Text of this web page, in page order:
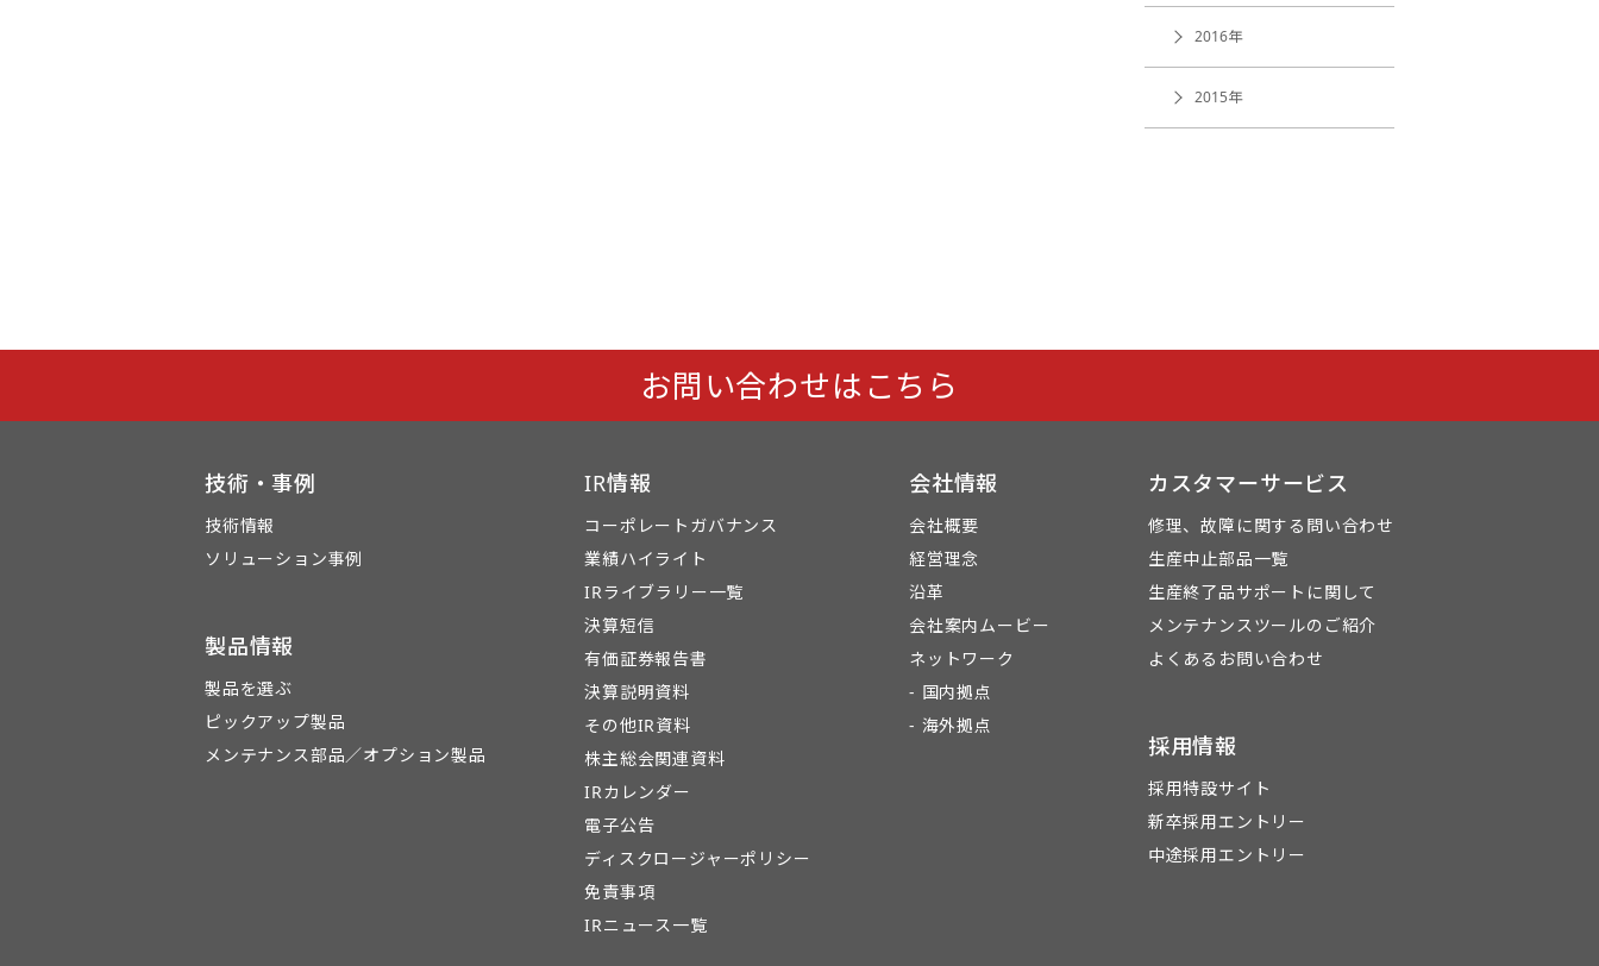
2016年
2015年
お問い合わせはこちら
技術・事例
技術情報
ソリューション事例
製品情報
製品を選ぶ
ピックアップ製品
メンテナンス部品／オプション製品
IR情報
コーポレートガバナンス
業績ハイライト
IRライブラリー一覧
決算短信
有価証券報告書
決算説明資料
その他IR資料
株主総会関連資料
IRカレンダー
電子公告
ディスクロージャーポリシー
免責事項
IRニュース一覧
会社情報
会社概要
経営理念
沿革
会社案内ムービー
ネットワーク
- 国内拠点
- 海外拠点
カスタマーサービス
修理、故障に関する問い合わせ
生産中止部品一覧
生産終了品サポートに関して
メンテナンスツールのご紹介
よくあるお問い合わせ
採用情報
採用特設サイト
新卒採用エントリー
中途採用エントリー